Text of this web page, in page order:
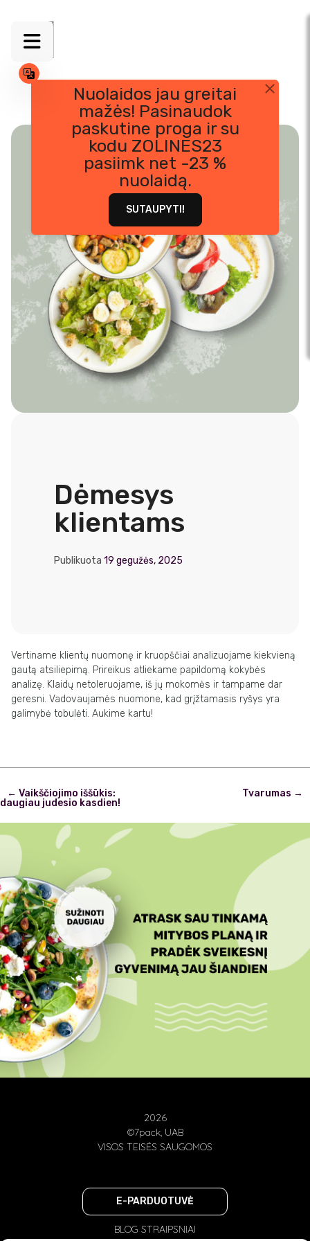
Nuolaidos jau greitai
mažės! Pasinaudok
paskutine proga ir su
kodu ZOLINES23
pasiimk net -23 %
nuolaidą.
SUTAUPYTI!
Dėmesys
klientams
Publikuota19 gegužės, 2025
Vertiname klientų nuomonę ir kruopščiai analizuojame kiekvieną
gautą atsiliepimą. Prireikus atliekame papildomą kokybės
analizę. Klaidų netoleruojame, iš jų mokomės ir tampame dar
geresni. Vadovaujamės nuomone, kad grįžtamasis ryšys yra
galimybė tobulėti. Aukime kartu!
Post
navigation
Tvarumas →
← Vaikščiojimo iššūkis:
daugiau judesio kasdien!
2026
©7pack, UAB
VISOS TEISĖS SAUGOMOS
E-PARDUOTUVĖ
BLOG STRAIPSNIAI